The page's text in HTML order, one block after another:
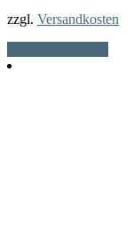
zzgl. Versandkosten